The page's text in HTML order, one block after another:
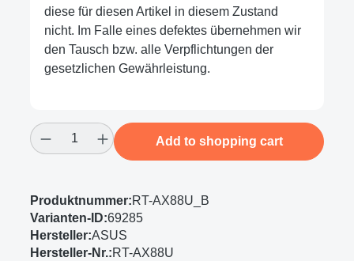
diese für diesen Artikel in diesem Zustand
nicht. Im Falle eines defektes übernehmen wir
den Tausch bzw. alle Verpflichtungen der
gesetzlichen Gewährleistung.
Product Quantity: Enter the desired
Add to shopping cart
Produktnummer:RT-AX88U_B
Varianten-ID:69285
Hersteller:ASUS
Hersteller-Nr.:RT-AX88U